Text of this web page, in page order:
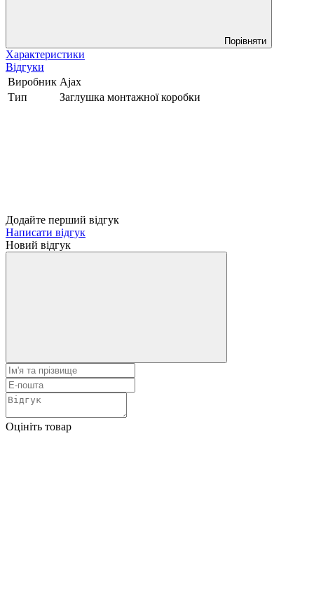
Порівняти
Характеристики
Відгуки
Виробник Ajax
Тип
Заглушка монтажної коробки
Додайте перший відгук
Написати відгук
Новий відгук
Оцініть товар